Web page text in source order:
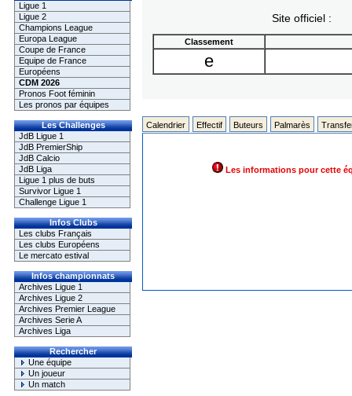
Ligue 1
Ligue 2
Champions League
Europa League
Coupe de France
Equipe de France
Européens
CDM 2026
Pronos Foot féminin
Les pronos par équipes
Les Challenges
JdB Ligue 1
JdB PremierShip
JdB Calcio
JdB Liga
Ligue 1 plus de buts
Survivor Ligue 1
Challenge Ligue 1
Infos Clubs
Les clubs Français
Les clubs Européens
Le mercato estival
Infos championnats
Archives Ligue 1
Archives Ligue 2
Archives Premier League
Archives Serie A
Archives Liga
Rechercher
Une équipe
Un joueur
Un match
Site officiel :
Classement
e
Calendrier Effectif Buteurs Palmarès
Les informations pour cette